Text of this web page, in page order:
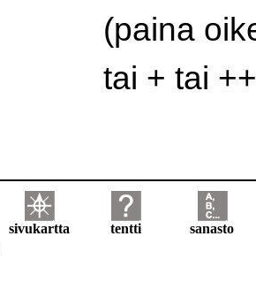
(paina
tai + tai
sivukartta tentti
sanasto